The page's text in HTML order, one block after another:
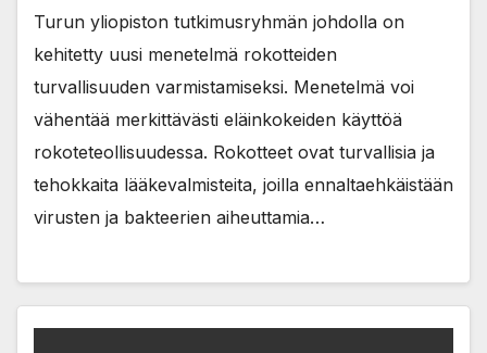
Turun yliopiston tutkimusryhmän johdolla on
kehitetty uusi menetelmä rokotteiden
turvallisuuden varmistamiseksi. Menetelmä voi
vähentää merkittävästi eläinkokeiden käyttöä
rokoteteollisuudessa. Rokotteet ovat turvallisia ja
tehokkaita lääkevalmisteita, joilla ennaltaehkäistään
virusten ja bakteerien aiheuttamia…